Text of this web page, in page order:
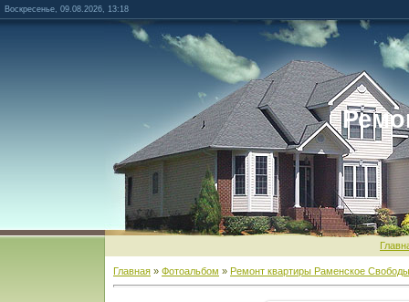
Воскресенье, 09.08.2026, 13:18
Главная » Фотоальбом » Ремонт квартиры Раменское